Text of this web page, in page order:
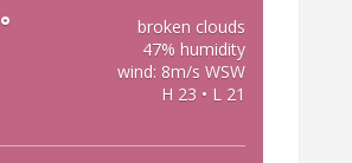
°
broken clouds
47% humidity
wind: 8m/s WSW
H 23 • L 21